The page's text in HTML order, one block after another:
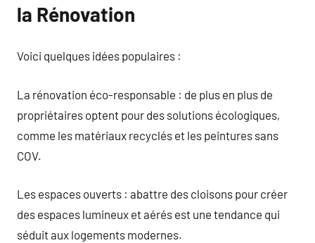
la Rénovation
Voici quelques idées populaires :
La rénovation éco-responsable : de plus en plus de
propriétaires optent pour des solutions écologiques,
comme les matériaux recyclés et les peintures sans
COV.
Les espaces ouverts : abattre des cloisons pour créer
des espaces lumineux et aérés est une tendance qui
séduit aux logements modernes.